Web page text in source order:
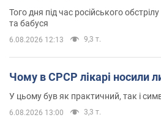
Того дня під час російського
та бабуся
6.08.2026 12:13 9,3 т.
Чому в СРСР лікарі носили
У цьому був як практичний, так і
6.08.2026 13:00 3,3 т.